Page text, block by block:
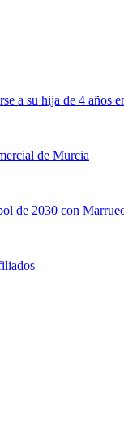
a su hija de 4 años
de Murcia
de 2030 con